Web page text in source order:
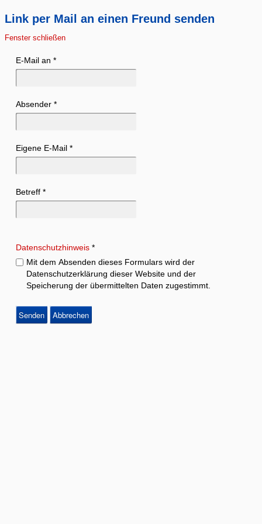
Link per Mail an einen Freund senden
Fenster schließen
E-Mail an *
Absender *
Eigene E-Mail *
Betreff *
Datenschutzhinweis *
Mit dem Absenden dieses Formulars wird der
Datenschutzerklärung dieser Website und der
Speicherung der übermittelten Daten zugestimmt.
Senden Abbrechen